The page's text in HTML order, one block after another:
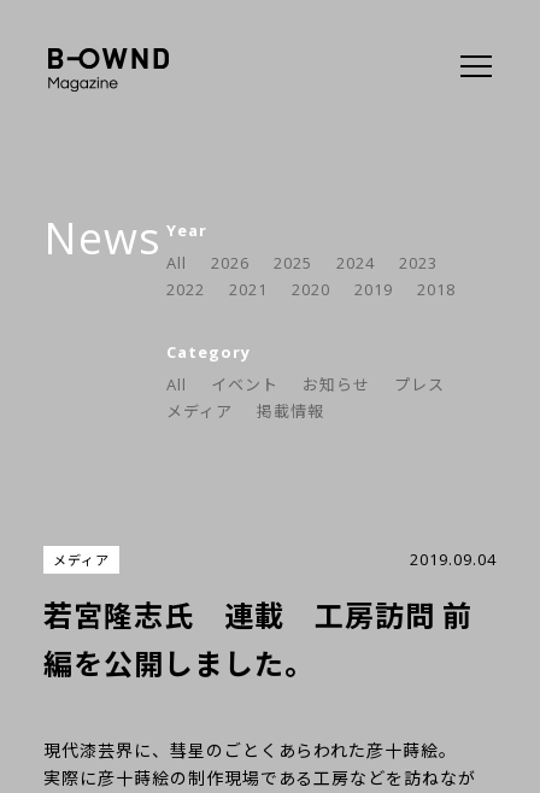
News Year
All
2026 2025 2024
2023
2022
2021 2020 2019 2018
Category
All
イベント お知らせ
プレス
メディア
掲載情報
メディア 2019.09.04
若宮隆志氏 連載 工房訪問 前
編を公開しました。
現代漆芸界に、彗星のごとくあらわれた彦十蒔絵。
実際に彦十蒔絵の制作現場である工房などを訪ねなが